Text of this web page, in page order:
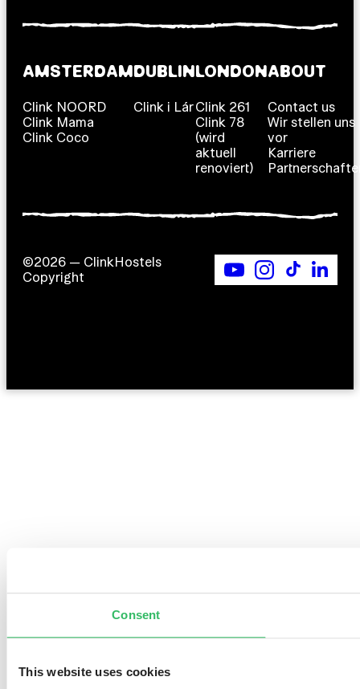
Consent
This website uses cookies
AMSTERDAM
Clink NOORD
Clink Mama
Clink Coco
DUBLIN
Clink i Lár
LONDON
Clink 261
Clink 78
(wird
aktuell
renoviert)
ABOUT
Contact us
Wir stellen uns
vor
Karriere
©2026 — ClinkHostels
Copyright